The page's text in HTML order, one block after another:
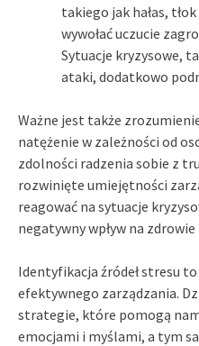
takiego jak hałas,
wywołać uczucie
Sytuacje kryzysowe,
ataki, dodatkowo
Ważne jest także
natężenie w zależności od
zdolności radzenia sobie z
rozwinięte umiejętności
reagować na sytuacje
negatywny wpływ na zdrowie
Identyfikacja źródeł stresu
efektywnego zarządzania.
strategie, które pomogą
emocjami i myślami, a tym